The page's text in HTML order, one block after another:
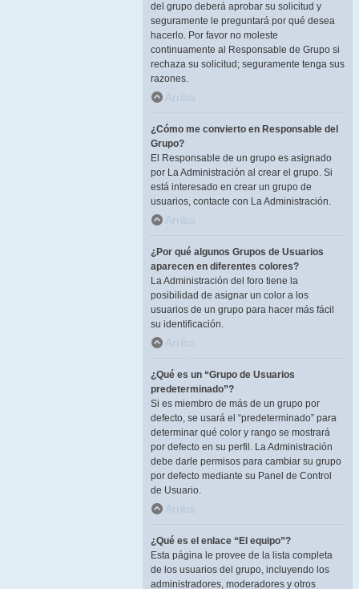
del grupo deberá aprobar su solicitud y
seguramente le preguntará por qué desea
hacerlo. Por favor no moleste
continuamente al Responsable de Grupo si
rechaza su solicitud; seguramente tenga sus
razones.
Arriba
¿Cómo me convierto en Responsable del
Grupo?
El Responsable de un grupo es asignado
por La Administración al crear el grupo. Si
está interesado en crear un grupo de
usuarios, contacte con La Administración.
Arriba
¿Por qué algunos Grupos de Usuarios
aparecen en diferentes colores?
La Administración del foro tiene la
posibilidad de asignar un color a los
usuarios de un grupo para hacer más fácil
su identificación.
Arriba
¿Qué es un “Grupo de Usuarios
predeterminado”?
Si es miembro de más de un grupo por
defecto, se usará el “predeterminado” para
determinar qué color y rango se mostrará
por defecto en su perfil. La Administración
debe darle permisos para cambiar su grupo
por defecto mediante su Panel de Control
de Usuario.
Arriba
¿Qué es el enlace “El equipo”?
Esta página le provee de la lista completa
de los usuarios del grupo, incluyendo los
administradores, moderadores y otros